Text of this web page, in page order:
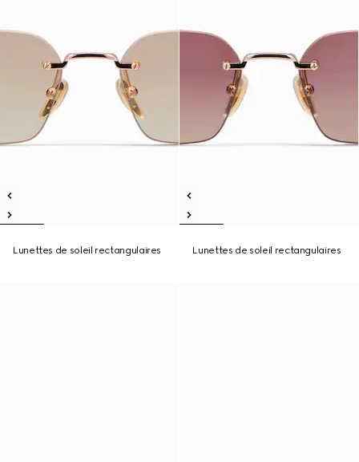
Lunettes de soleil rectangulaires Lunettes de soleil rectangulaires